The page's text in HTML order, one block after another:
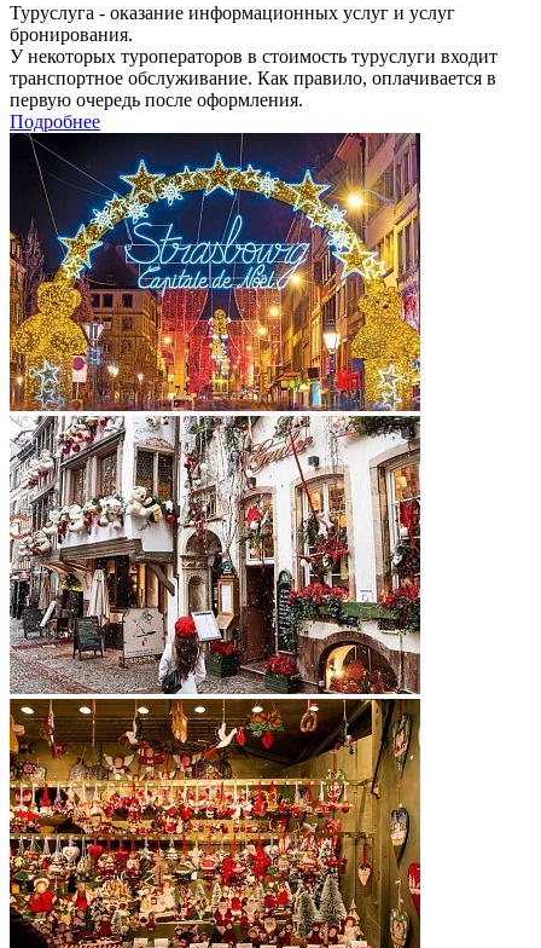
Туруслуга - оказание информационных услуг и услуг
бронирования.
У некоторых туроператоров в стоимость туруслуги входит
транспортное обслуживание. Как правило, оплачивается в
первую очередь после оформления.
Подробнее